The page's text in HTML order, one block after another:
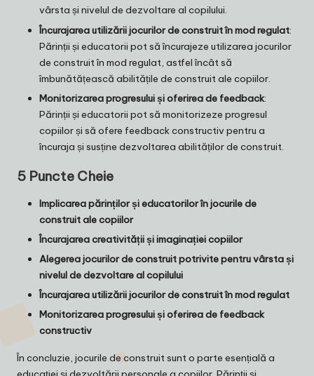
vârsta și nivelul de dezvoltare al copilului.
Încurajarea utilizării jocurilor de construit în mod regulat:
Părinții și educatorii pot să încurajeze utilizarea jocurilor
de construit în mod regulat, astfel încât să
îmbunătățească abilitățile de construit ale copiilor.
Monitorizarea progresului și oferirea de feedback:
Părinții și educatorii pot să monitorizeze progresul
copiilor și să ofere feedback constructiv pentru a
încuraja și susține dezvoltarea abilităților de construit.
5 Puncte Cheie
Implicarea părinților și educatorilor în jocurile de
construit ale copiilor
Încurajarea creativității și imaginației copiilor
Alegerea jocurilor de construit potrivite pentru vârsta și
nivelul de dezvoltare al copilului
Încurajarea utilizării jocurilor de construit în mod regulat
Monitorizarea progresului și oferirea de feedback
constructiv
În concluzie, jocurile de construit sunt o parte esențială a